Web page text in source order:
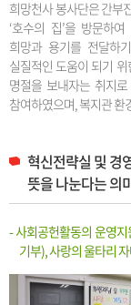
희망천사 봉사단은 간부
‘호수의 집’을 방문하
희망과 용기를 전달하
실질적인 도움이 되기
명절을 보내자는 취지
참여하였으며, 복지관 환
혁신전략실 및 경
뜻을 나눈다는 의
- 사회공헌활동의 운영
기부), 사랑의 울타리